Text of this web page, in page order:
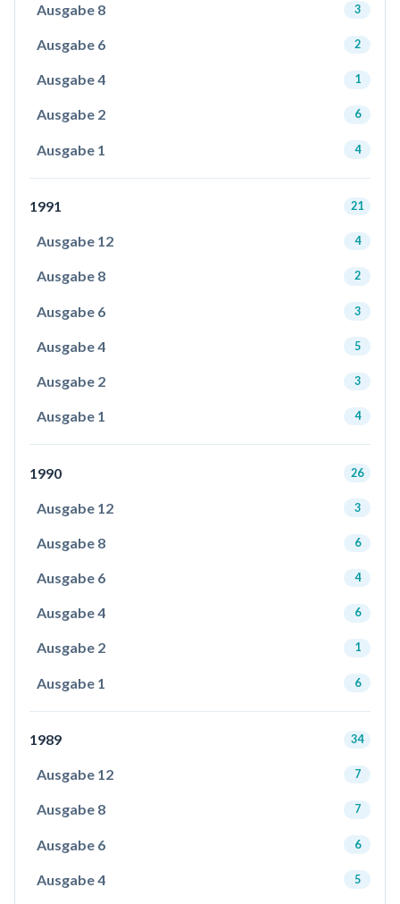
Ausgabe 8 3
Ausgabe 6 2
Ausgabe 4 1
Ausgabe 2 6
Ausgabe 1 4
1991 21
Ausgabe 12 4
Ausgabe 8 2
Ausgabe 6 3
Ausgabe 4 5
Ausgabe 2 3
Ausgabe 1 4
1990 26
Ausgabe 12 3
Ausgabe 8 6
Ausgabe 6 4
Ausgabe 4 6
Ausgabe 2 1
Ausgabe 1 6
1989 34
Ausgabe 12 7
Ausgabe 8 7
Ausgabe 6 6
Ausgabe 4 5